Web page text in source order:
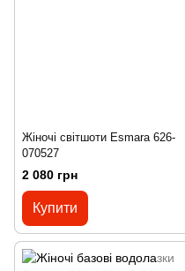
Жіночі світшоти Esmara 626-
070527
2 080 грн
Купити